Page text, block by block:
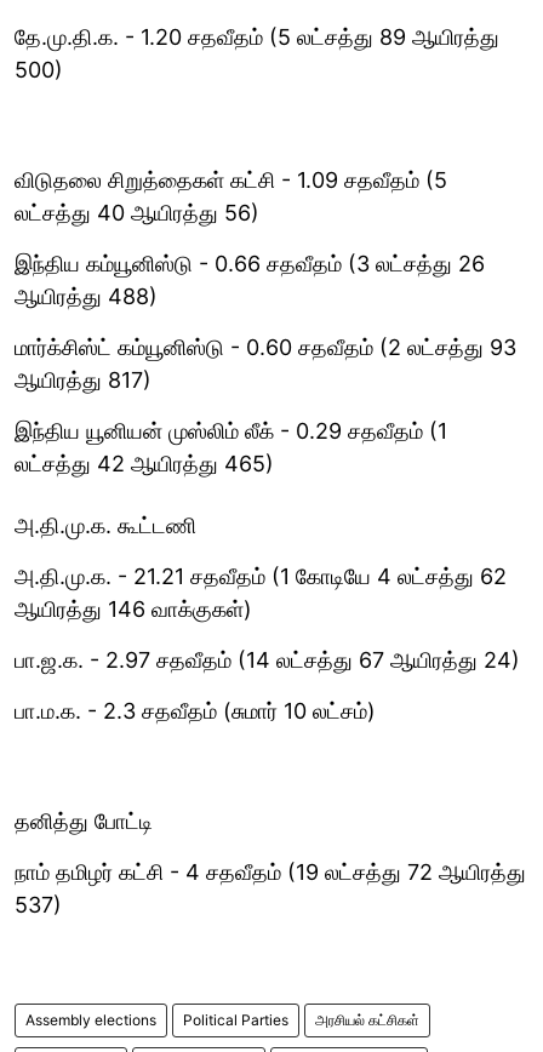
தே.மு.தி.க. - 1.20 சதவீதம் (5 லட்சத்து 89 ஆயிரத்து
500)
விடுதலை சிறுத்தைகள் கட்சி - 1.09 சதவீதம் (5
லட்சத்து 40 ஆயிரத்து 56)
இந்திய கம்யூனிஸ்டு - 0.66 சதவீதம் (3 லட்சத்து 26
ஆயிரத்து 488)
மார்க்சிஸ்ட் கம்யூனிஸ்டு - 0.60 சதவீதம் (2 லட்சத்து 93
ஆயிரத்து 817)
இந்திய யூனியன் முஸ்லிம் லீக் - 0.29 சதவீதம் (1
லட்சத்து 42 ஆயிரத்து 465)
அ.தி.மு.க. கூட்டணி
அ.தி.மு.க. - 21.21 சதவீதம் (1 கோடியே 4 லட்சத்து 62
ஆயிரத்து 146 வாக்குகள்)
பா.ஜ.க. - 2.97 சதவீதம் (14 லட்சத்து 67 ஆயிரத்து 24)
பா.ம.க. - 2.3 சதவீதம் (சுமார் 10 லட்சம்)
தனித்து போட்டி
நாம் தமிழர் கட்சி - 4 சதவீதம் (19 லட்சத்து 72 ஆயிரத்து
537)
Assembly elections Political Parties அரசியல் கட்சிகள்